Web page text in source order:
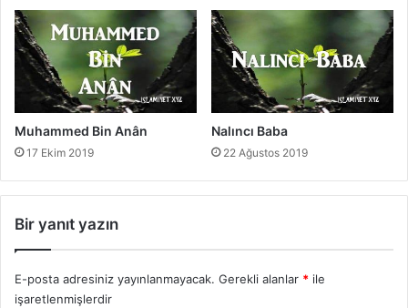
Muhammed Bin Anân
17 Ekim 2019
Nalıncı Baba
22 Ağustos 2019
Bir yanıt yazın
E-posta adresiniz yayınlanmayacak. Gerekli alanlar * ile
işaretlenmişlerdir